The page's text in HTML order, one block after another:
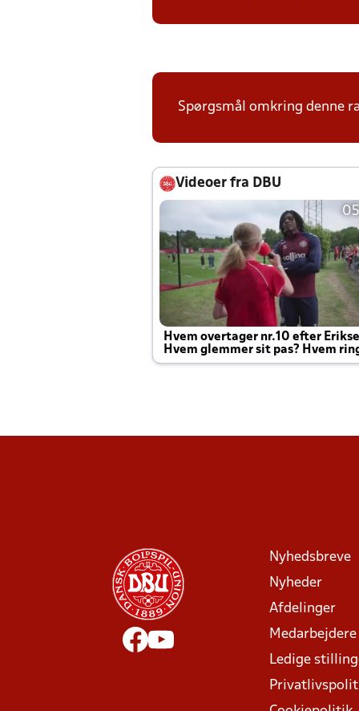
Spørgsmål omkring denne
Videoer fra DBU
Hvem overtager nr.10 efter
Hvem glemmer sit pas? Hvem
Joachim altid til efter kampe?
Nyhedsbreve
Nyheder
Afdelinger
Medarbejdere
Ledige